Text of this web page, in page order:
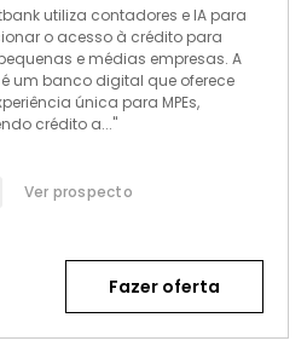
utiliza contadores e IA para
o acesso à crédito para
e médias empresas. A
um banco digital que oferece
única para MPEs,
crédito a..."
Ver prospecto
Fazer oferta